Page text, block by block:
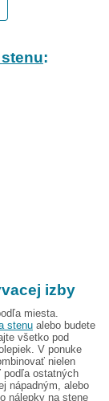
:
izby
miesta.
stenu alebo budete
všetko pod
V ponuke
nielen
podľa ostatných
nápadným, alebo
nálepky na stene